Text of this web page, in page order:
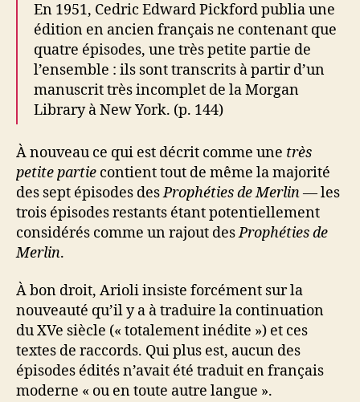
En 1951, Cedric Edward Pickford publia une
édition en ancien français ne contenant que
quatre épisodes, une très petite partie de
l’ensemble : ils sont transcrits à partir d’un
manuscrit très incomplet de la Morgan
Library à New York. (p. 144)
À nouveau ce qui est décrit comme une très
petite partie contient tout de même la majorité
des sept épisodes desProphéties de Merlin— les
trois épisodes restants étant potentiellement
considérés comme un rajout desProphéties de
Merlin.
À bon droit, Arioli insiste forcément sur la
nouveauté qu’il y a à traduire la continuation
du XVe siècle (« totalement inédite ») et ces
textes de raccords. Qui plus est, aucun des
épisodes édités n’avait été traduit en français
moderne « ou en toute autre langue ».